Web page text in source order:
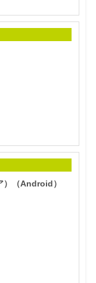
（Android）